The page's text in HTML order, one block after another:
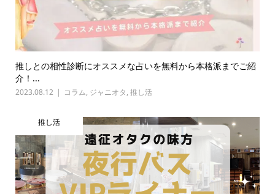
推しとの相性診断にオススメな占いを無料から本格派までご紹
介！...
2023.08.12 コラム, ジャニオタ, 推し活
推し活